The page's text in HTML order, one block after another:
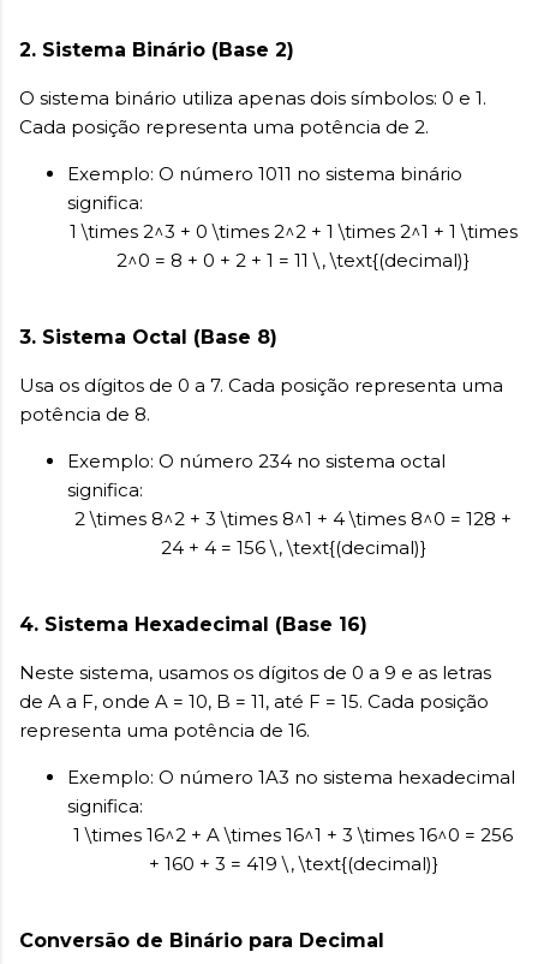
2. Sistema Binário (Base 2)
O sistema binário utiliza apenas dois símbolos: 0 e 1.
Cada posição representa uma potência de 2.
Exemplo: O número 1011 no sistema binário
significa:
1 \times 2^3 + 0 \times 2^2 + 1 \times 2^1 + 1 \times
2^0 = 8 + 0 + 2 + 1 = 11 \, \text{(decimal)}
3. Sistema Octal (Base 8)
Usa os dígitos de 0 a 7. Cada posição representa uma
potência de 8.
Exemplo: O número 234 no sistema octal
significa:
2 \times 8^2 + 3 \times 8^1 + 4 \times 8^0 = 128 +
24 + 4 = 156 \, \text{(decimal)}
4. Sistema Hexadecimal (Base 16)
Neste sistema, usamos os dígitos de 0 a 9 e as letras
de A a F, onde A = 10, B = 11, até F = 15. Cada posição
representa uma potência de 16.
Exemplo: O número 1A3 no sistema hexadecimal
significa:
1 \times 16^2 + A \times 16^1 + 3 \times 16^0 = 256
+ 160 + 3 = 419 \, \text{(decimal)}
Conversão de Binário para Decimal